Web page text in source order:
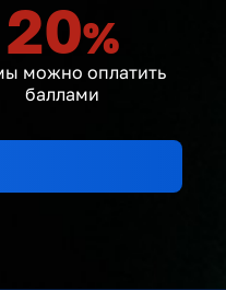
20%
можно оплатить
баллами